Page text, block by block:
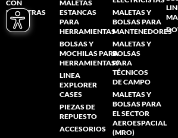
CON
NOSOTRAS
MALETAS
ESTANCAS
PARA
HERRAMIENTAS
BOLSAS Y
MOCHILAS PARA
HERRAMIENTAS/
LINEA
EXPLORER
CASES
PIEZAS DE
REPUESTO
ACCESORIOS
MALETAS Y
BOLSAS PARA
MANTENEDORES
MALETAS Y
BOLSAS
PARA
TÉCNICOS
DE CAMPO
MALETAS Y
BOLSAS PARA
EL SECTOR
AEROESPACIAL
(MRO)